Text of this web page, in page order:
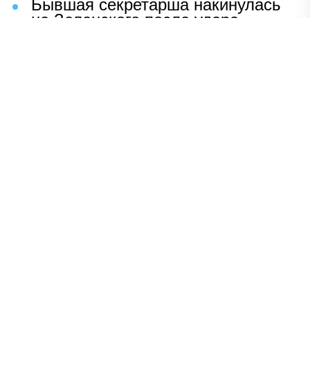
Бывшая секретарша накинулась
на Зеленского после удара